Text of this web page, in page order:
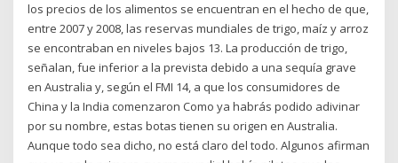
los precios de los alimentos se encuentran en el hecho de que,
entre 2007 y 2008, las reservas mundiales de trigo, maíz y arroz
se encontraban en niveles bajos 13. La producción de trigo,
señalan, fue inferior a la prevista debido a una sequía grave
en Australia y, según el FMI 14, a que los consumidores de
China y la India comenzaron Como ya habrás podido adivinar
por su nombre, estas botas tienen su origen en Australia.
Aunque todo sea dicho, no está claro del todo. Algunos afirman